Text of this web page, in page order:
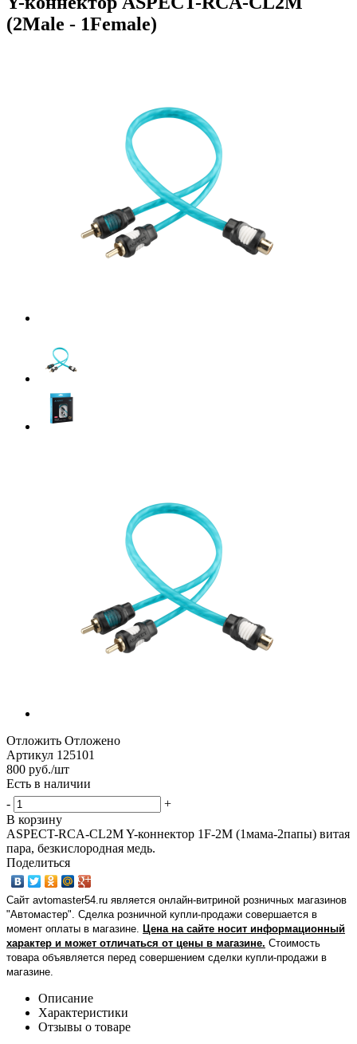
(2Male - 1Female)
Отложить Отложено
Артикул 125101
800 руб./шт
Есть в наличии
-
+
В корзину
ASPECT-RCA-CL2M Y-коннектор 1F-2M (1мама-2папы) витая
пара, безкислородная медь.
Поделиться
Сайт avtomaster54.ru является онлайн-витриной розничных магазинов
"Автомастер". Сделка розничной купли-продажи совершается в
момент оплаты в магазине.
Цена на сайте носит информационный
характер и может отличаться от цены в магазине. Стоимость
товара объявляется перед совершением сделки купли-продажи в
магазине
Описание
Характеристики
Отзывы о товаре